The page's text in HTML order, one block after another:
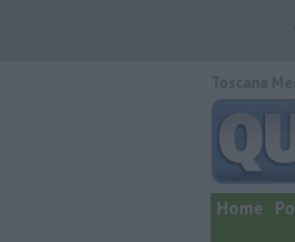
quotidiano
Home